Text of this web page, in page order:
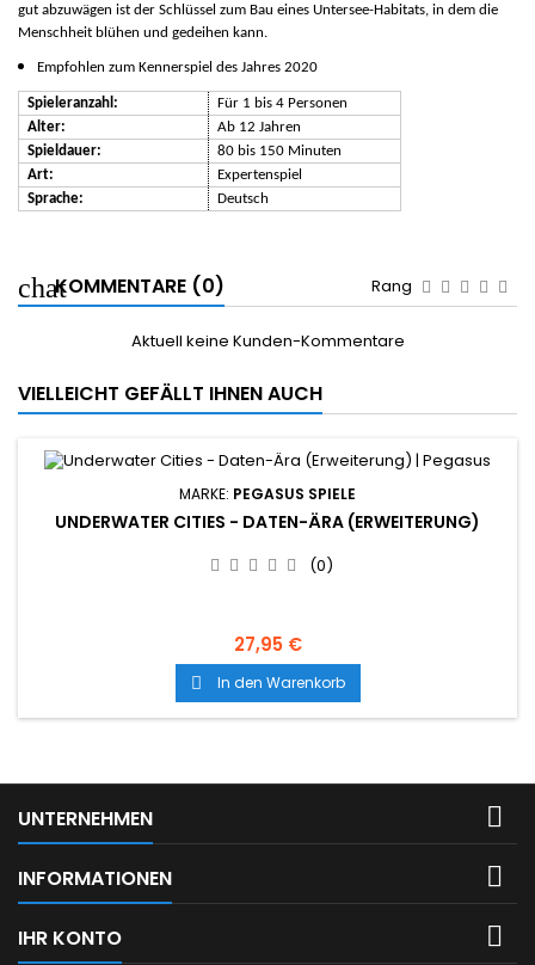
gut abzuwägen ist der Schlüssel zum Bau eines Untersee-Habitats, in dem die
Menschheit blühen und gedeihen kann.
Empfohlen zum Kennerspiel des Jahres 2020
Spieleranzahl:
Für 1 bis 4 Personen
Alter:
Ab 12 Jahren
Spieldauer:
80 bis 150 Minuten
Art:
Expertenspiel
Sprache:
Deutsch
KOMMENTARE (0) Rang
Aktuell keine Kunden-Kommentare
VIELLEICHT GEFÄLLT IHNEN AUCH
MARKE: PEGASUS SPIELE
UNDERWATER CITIES - DATEN-ÄRA (ERWEITERUNG)
(0)
27,95 €
 In den Warenkorb
UNTERNEHMEN 
INFORMATIONEN 
IHR KONTO 